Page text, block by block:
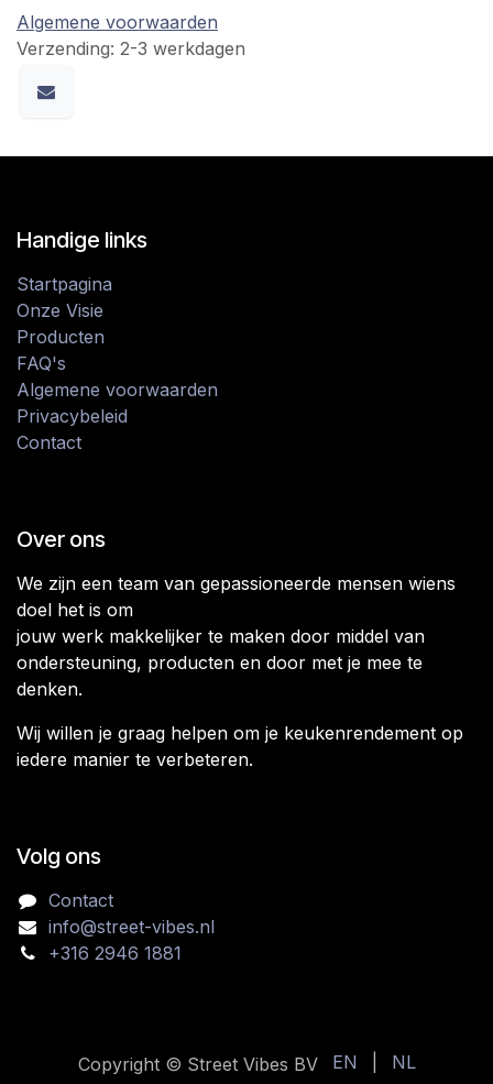
Algemene voorwaarden
Verzending: 2-3 werkdagen
Handige links
Startpagina
Onze Visie
Producten
FAQ's
Algemene voorwaarden
Privacybeleid
Contact
Over ons
We zijn een team van gepassioneerde mensen wiens
doel het is om
jouw werk makkelijker te maken door middel van
ondersteuning, producten en door met je mee te
denken.
Wij willen je graag helpen om je keukenrendement op
iedere manier te verbeteren.
Volg ons
Contact
info@street-vibes.nl
+316 2946 1881
Copyright © Street Vibes BV EN NL